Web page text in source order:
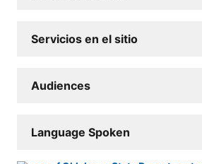
Servicios en el sitio
Audiences
Language Spoken